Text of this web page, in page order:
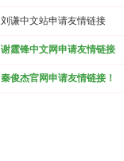
刘谦中文站申请友情链接
谢霆锋中文网申请友情链接
秦俊杰官网申请友情链接！